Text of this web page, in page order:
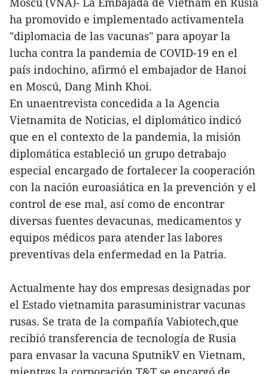
ha promovido e implementado activamentela
"diplomacia de las vacunas" para apoyar la
lucha contra la pandemia de COVID-19 en el
país indochino, afirmó el embajador de Hanoi
en Moscú, Dang Minh Khoi.
En unaentrevista concedida a la Agencia
Vietnamita de Noticias, el diplomático indicó
que en el contexto de la pandemia, la misión
diplomática estableció un grupo detrabajo
especial encargado de fortalecer la cooperación
con la nación euroasiática en la prevención y el
control de ese mal, así como de encontrar
diversas fuentes devacunas, medicamentos y
equipos médicos para atender las labores
preventivas dela enfermedad en la Patria.
Actualmente hay dos empresas designadas por
el Estado vietnamita parasuministrar vacunas
rusas. Se trata de la compañía Vabiotech,que
recibió transferencia de tecnología de Rusia
para envasar la vacuna SputnikV en Vietnam,